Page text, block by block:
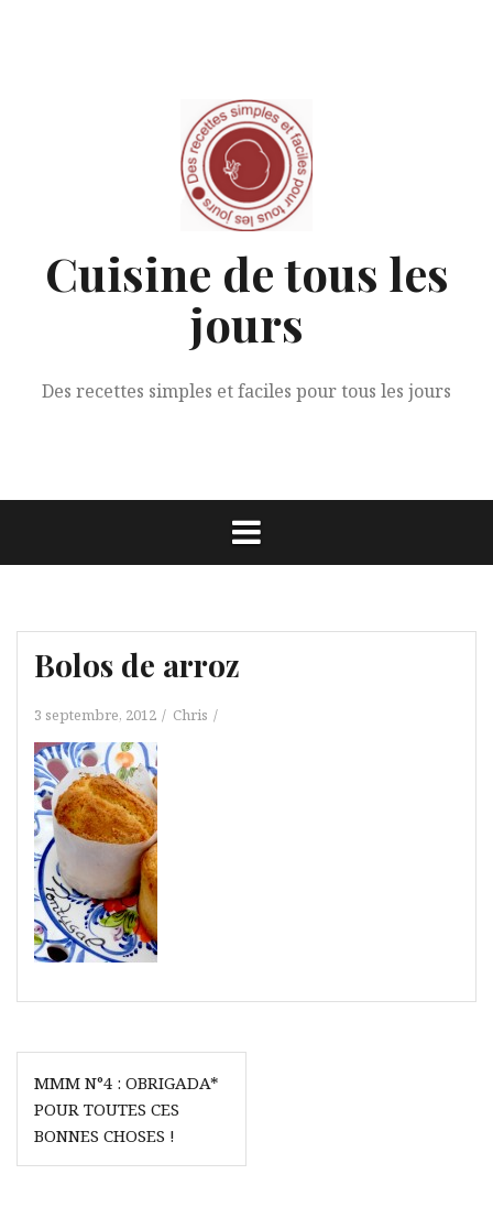
Cuisine de tous les
jours
Des recettes simples et faciles pour tous les jours
Bolos de arroz
3 septembre, 2012 Chris
Navigation
de
l’article
MMM N°4 : OBRIGADA*
POUR TOUTES CES
BONNES CHOSES !